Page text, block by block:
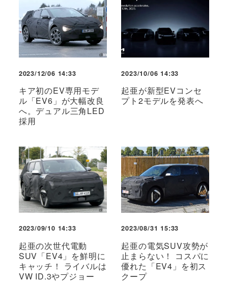
2023/12/06 14:33
キア初のEV専用モデ
ル「EV6」が大幅改良
へ。デュアル三角LED
採用
2023/10/06 14:33
起亜が新型EVコンセ
プト2モデルを発表へ
2023/09/10 14:33
起亜の次世代電動
SUV「EV4」を鮮明に
キャッチ！ ライバルは
VW ID.3やプジョー
2023/08/31 15:33
起亜の電気SUV攻勢が
止まらない！ コスパに
優れた「EV4」を初ス
クープ